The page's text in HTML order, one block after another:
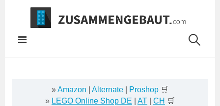
Springe
Inhalt
»Amazon Alternate Proshop 🛒
» LEGO Online Shop DE AT CH 🛒